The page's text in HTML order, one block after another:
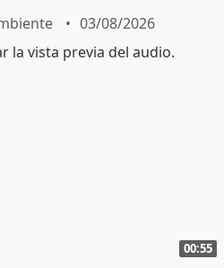
03/08/2026
00:55